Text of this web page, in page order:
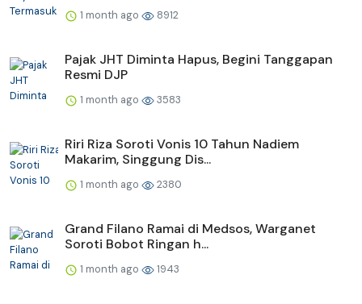
1 month ago 8912
Pajak JHT Diminta Hapus, Begini Tanggapan
Resmi DJP
1 month ago 3583
Riri Riza Soroti Vonis 10 Tahun Nadiem
Makarim, Singgung Dis...
1 month ago 2380
Grand Filano Ramai di Medsos, Warganet
Soroti Bobot Ringan h...
1 month ago 1943